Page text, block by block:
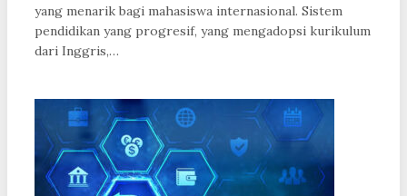
yang menarik bagi mahasiswa internasional. Sistem
pendidikan yang progresif, yang mengadopsi kurikulum
dari Inggris,…